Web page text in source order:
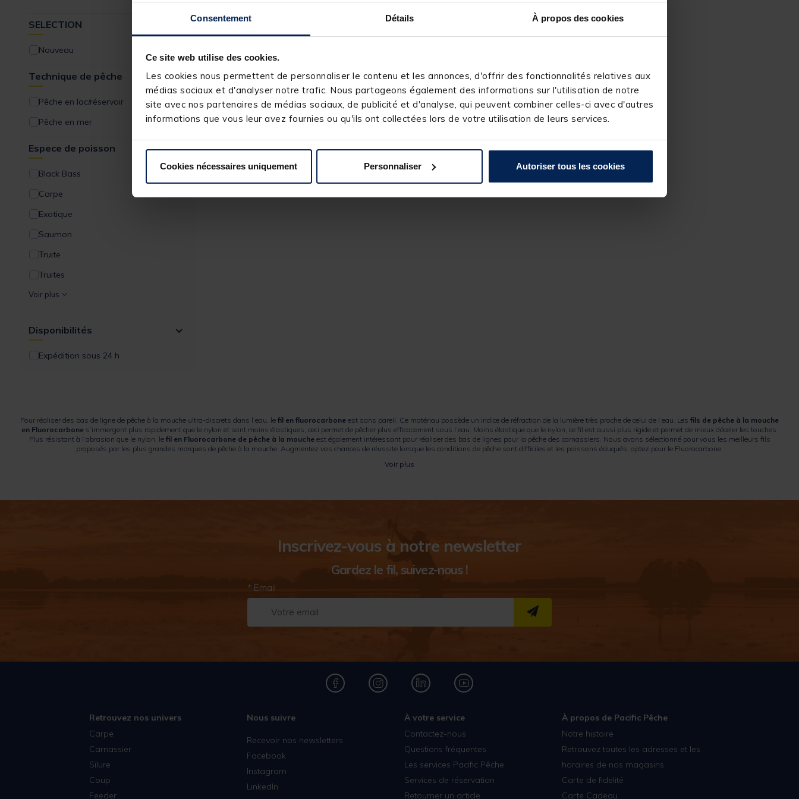
Consentement Détails À propos des cookies
Ce site web utilise des cookies.
Les cookies nous permettent de personnaliser le contenu et les annonces, d'offrir des fonctionnalités relatives aux
médias sociaux et d'analyser notre trafic. Nous partageons également des informations sur l'utilisation de notre
site avec nos partenaires de médias sociaux, de publicité et d'analyse, qui peuvent combiner celles-ci avec d'autres
informations que vous leur avez fournies ou qu'ils ont collectées lors de votre utilisation de leurs services.
Cookies nécessaires uniquement Personnaliser Autoriser tous les cookies
SELECTION
Nouveau
Technique de pêche
Pêche en lac/réservoir
Pêche en mer
Espece de poisson
Black Bass
Carpe
Exotique
Saumon
Truite
Truites
Voir plus
Disponibilités
Expédition sous 24 h
Pour réaliser des bas de ligne de pêche à la mouche ultra-discrets dans l’eau, le fil en fluorocarbone est sans pareil. Ce matériau possède un indice de réfraction de la lumière très proche de celui de l’eau. Les fils de pêche à la mouche
en Fluorocarbones’immergent plus rapidement que le nylon et sont moins élastiques, ceci permet de pêcher plus efficacement sous l’eau. Moins élastique que le nylon, ce fil est aussi plus rigide et permet de mieux déceler les touches.
Plus résistant à l’abrasion que le nylon, le fil en Fluorocarbone de pêche à la moucheest également intéressant pour réaliser des bas de lignes pour la pêche des carnassiers. Nous avons sélectionné pour vous les meilleurs fils
proposés par les plus grandes marques de pêche à la mouche. Augmentez vos chances de réussite lorsque les conditions de pêche sont difficiles et les poissons éduqués, optez pour le Fluorocarbone.
Voir plus
Inscrivez-vous à notre newsletter
Gardez le fil, suivez-nous !
* Email
S''INSCRIRE
Retrouvez nos univers
Carpe
Carnassier
Silure
Coup
Feeder
Nous suivre
Recevoir nos newsletters
Facebook
Instagram
LinkedIn
À votre service
Contactez-nous
Questions fréquentes
Les services Pacific Pêche
Services de réservation
Retourner un article
À propos de Pacific Pêche
Notre histoire
Retrouvez toutes les adresses et les
horaires de nos magasins
Carte de fidelité
Carte Cadeau